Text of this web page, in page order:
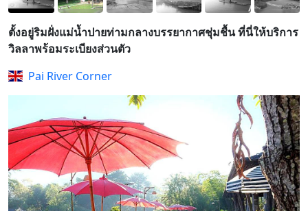
ตั้งอยู่ริมฝั่งแม่น้ำปายท่ามกลางบรรยากาศชุ่มชื้น ที่นี่ให้บริการ
วิลลาพร้อมระเบียงส่วนตัว
Pai River Corner